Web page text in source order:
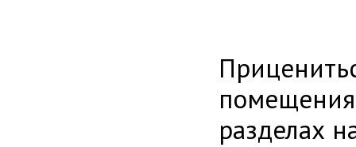
разделах